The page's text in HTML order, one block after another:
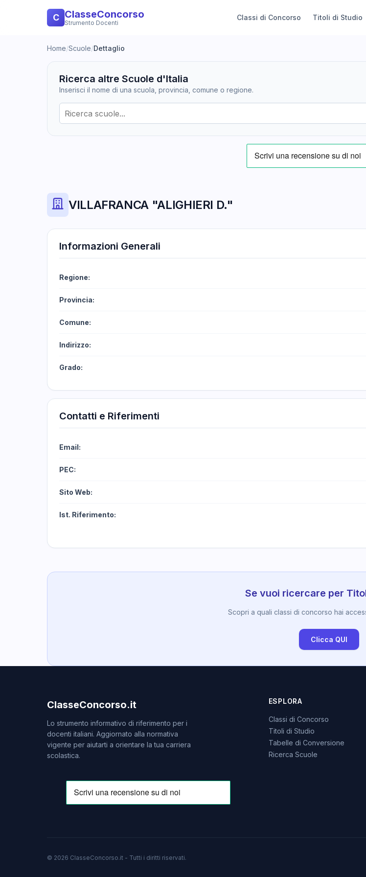
C ClasseConcorso
Strumento Docenti
Classi di Concorso Titoli di Studio
Home/Scuole/Dettaglio
Ricerca altre Scuole d'Italia
Inserisci il nome di una scuola, provincia, comune o regione.
VILLAFRANCA "ALIGHIERI D."
Informazioni Generali
Regione:
Provincia:
Comune:
Indirizzo:
Grado:
Contatti e Riferimenti
Email:
PEC:
Sito Web:
Ist. Riferimento:
Se vuoi ricercare per
Scopri a quali classi di concorso hai
Clicca QUI
ClasseConcorso.it
Lo strumento informativo di riferimento per i
docenti italiani. Aggiornato alla normativa
vigente per aiutarti a orientare la tua carriera
scolastica.
ESPLORA
Classi di Concorso
Titoli di Studio
Tabelle di Conversione
Ricerca Scuole
© 2026 ClasseConcorso.it - Tutti i diritti riservati.